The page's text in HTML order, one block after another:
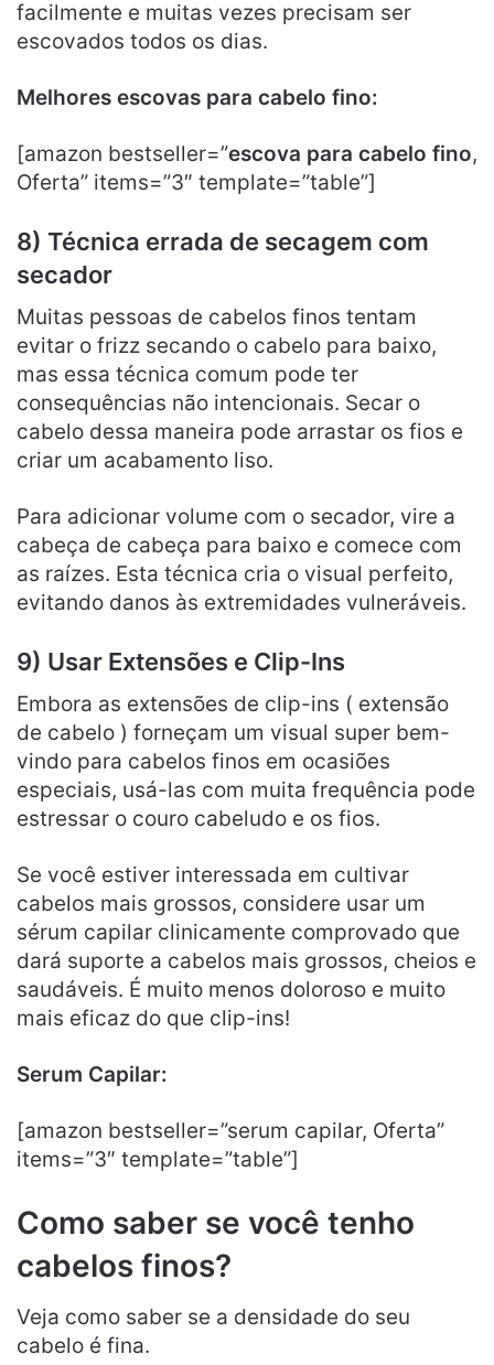
facilmente e muitas vezes precisam ser
escovados todos os dias.
Melhores escovas para cabelo fino:
[amazon bestseller=”escova para cabelo fino,
Oferta” items=”3″ template=”table”]
8) Técnica errada de secagem com
secador
Muitas pessoas de cabelos finos tentam
evitar o frizz secando o cabelo para baixo,
mas essa técnica comum pode ter
consequências não intencionais. Secar o
cabelo dessa maneira pode arrastar os fios e
criar um acabamento liso.
Para adicionar volume com o secador, vire a
cabeça de cabeça para baixo e comece com
as raízes. Esta técnica cria o visual perfeito,
evitando danos às extremidades vulneráveis.
9) Usar Extensões e Clip-Ins
Embora as extensões de clip-ins ( extensão
de cabelo ) forneçam um visual super bem-
vindo para cabelos finos em ocasiões
especiais, usá-las com muita frequência pode
estressar o couro cabeludo e os fios.
Se você estiver interessada em cultivar
cabelos mais grossos, considere usar um
sérum capilar clinicamente comprovado que
dará suporte a cabelos mais grossos, cheios e
saudáveis. É muito menos doloroso e muito
mais eficaz do que clip-ins!
Serum Capilar:
[amazon bestseller=”serum capilar, Oferta”
items=”3″ template=”table”]
Como saber se você tenho
cabelos finos?
Veja como saber se a densidade do seu
cabelo é fina.